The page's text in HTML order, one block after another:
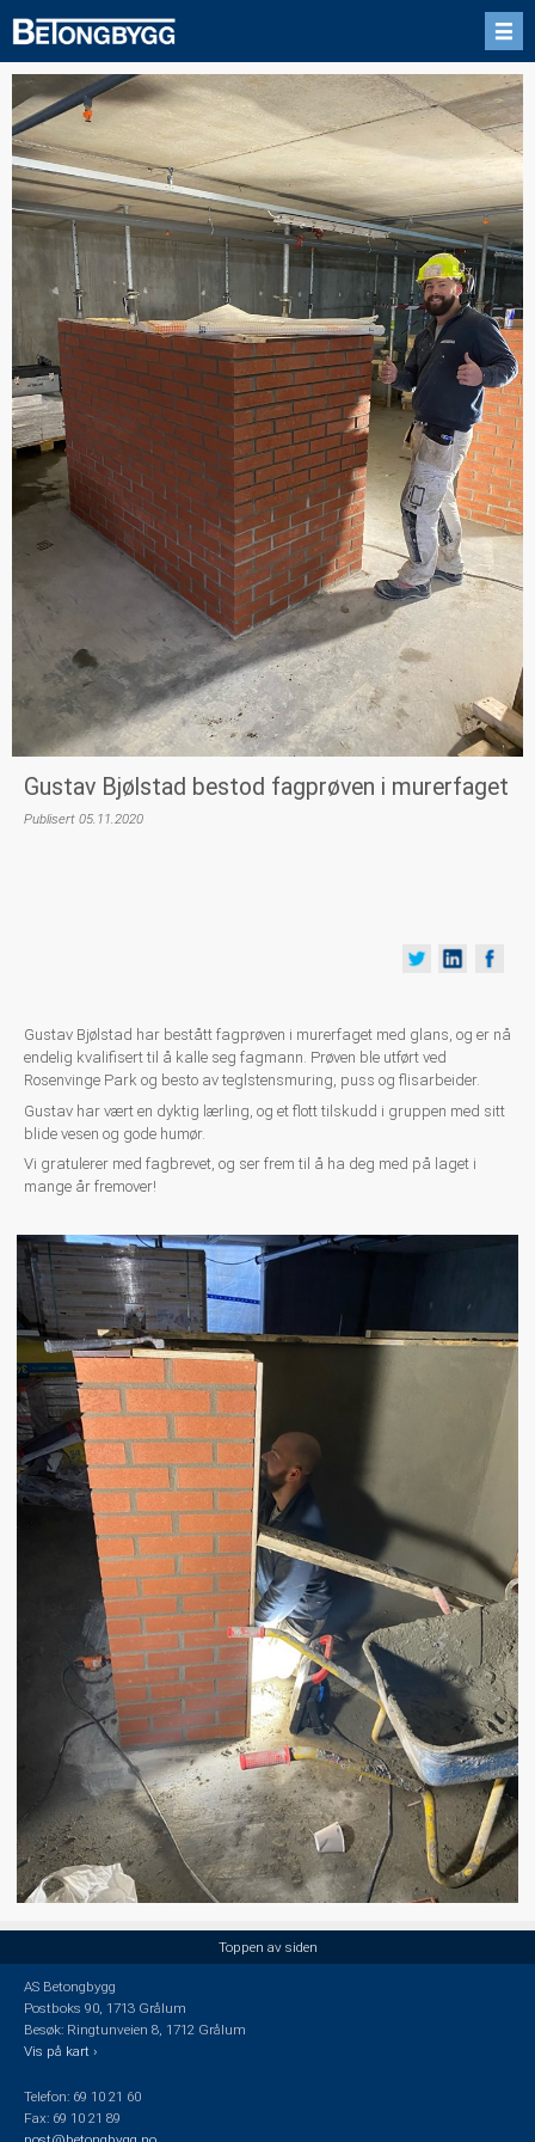
Gustav Bjølstad bestod fagprøven i murerfaget
Publisert 05.11.2020
Gustav Bjølstad har bestått fagprøven i murerfaget med glans, og er nå
endelig kvalifisert til å kalle seg fagmann. Prøven ble utført ved
Rosenvinge Park og besto av teglstensmuring, puss og flisarbeider.
Gustav har vært en dyktig lærling, og et flott tilskudd i gruppen med sitt
blide vesen og gode humør.
Vi gratulerer med fagbrevet, og ser frem til å ha deg med på laget i
mange år fremover!
Toppen av siden
AS Betongbygg
Postboks 90, 1713 Grålum
Besøk: Ringtunveien 8, 1712 Grålum
Vis på kart ›
Telefon: 69 10 21 60
Fax: 69 10 21 89